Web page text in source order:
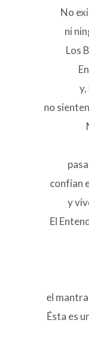
No
ni
Los
no
confían
y
El
el
Ésta es